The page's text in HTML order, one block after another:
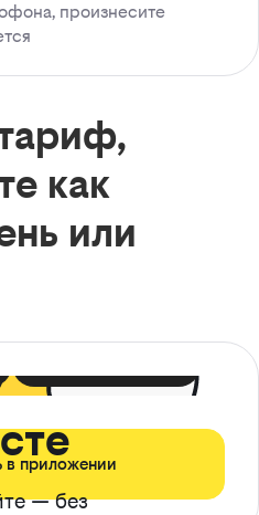
произнесите
как
или
— без
в приложении